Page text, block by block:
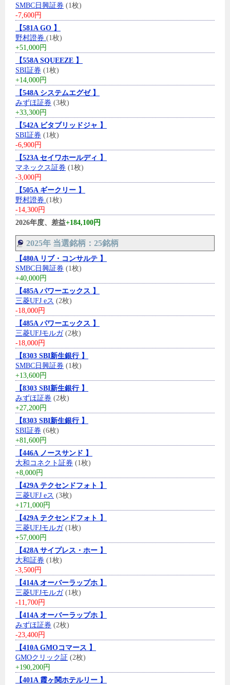
SMBC日興証券 (1枚)
-7,600円
【581A GO 】
野村證券 (1枚)
+51,000円
【558A SQUEEZE 】
SBI証券 (1枚)
+14,000円
【548A システムエグゼ 】
みずほ証券 (3枚)
+33,300円
【542A ビタブリッドジャ 】
SBI証券 (1枚)
-6,900円
【523A セイワホールディ 】
マネックス証券 (1枚)
-3,000円
【505A ギークリー 】
野村證券 (1枚)
-14,300円
2026年度、差益+184,100円
2025年 当選銘柄：25銘柄
【480A リブ・コンサルテ 】
SMBC日興証券 (1枚)
+40,000円
【485A パワーエックス 】
三菱UFJ eス (2枚)
-18,000円
【485A パワーエックス 】
三菱UFJモルガ(2枚)
-18,000円
【8303 SBI新生銀行 】
SMBC日興証券 (1枚)
+13,600円
【8303 SBI新生銀行 】
みずほ証券 (2枚)
+27,200円
【8303 SBI新生銀行 】
SBI証券 (6枚)
+81,600円
【446A ノースサンド 】
大和コネクト証券 (1枚)
+8,000円
【429A テクセンドフォト 】
三菱UFJ eス (3枚)
+171,000円
【429A テクセンドフォト 】
三菱UFJモルガ(1枚)
+57,000円
【428A サイプレス・ホー 】
大和証券 (1枚)
-3,500円
【414A オーバーラップホ 】
三菱UFJモルガ(1枚)
-11,700円
【414A オーバーラップホ 】
みずほ証券 (2枚)
-23,400円
【410A GMOコマース 】
GMOクリック証 (2枚)
+190,200円
【401A 霞ヶ関ホテルリー 】